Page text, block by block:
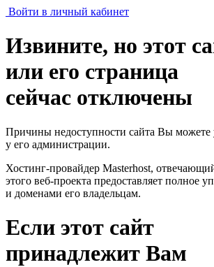
Войти в личный кабинет
Извините, но этот
или его страница
сейчас отключены
Причины недоступности сайта Вы можете
у его администрации.
Хостинг-провайдер Masterhost,
этого веб-проекта предоставляет полное
и доменами его владельцам.
Если этот сайт
принадлежит Вам